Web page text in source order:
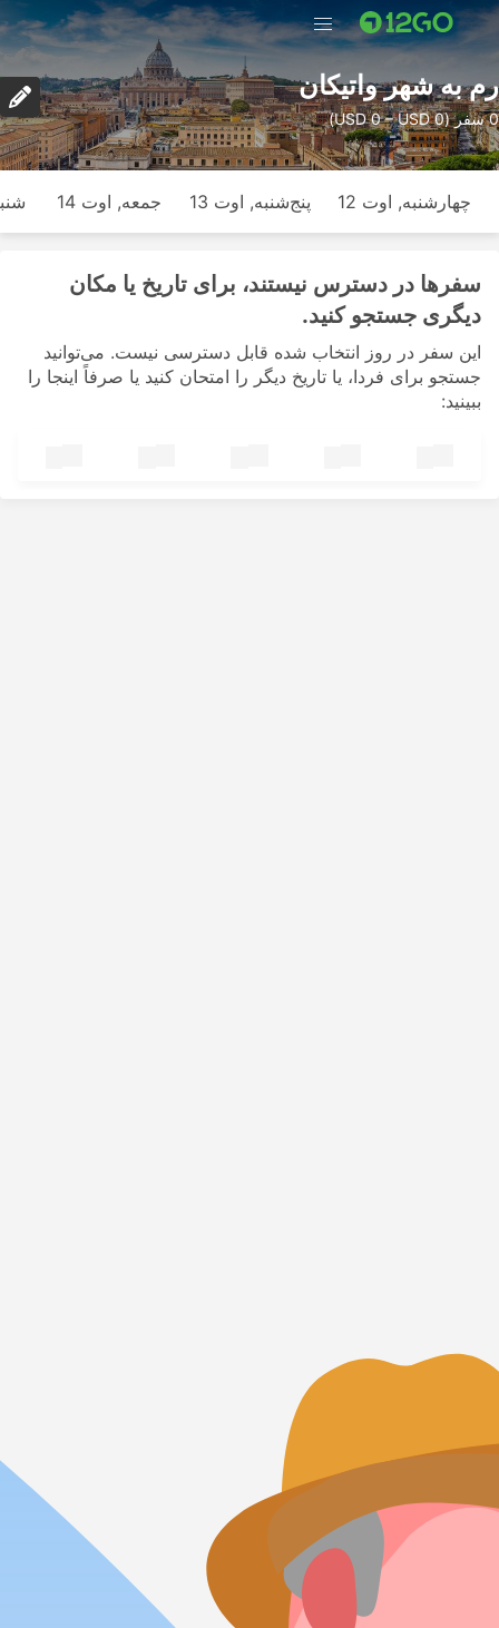
رم به شهر واتیکان
0 سفر (USD 0 – USD 0)
چهارشنبه, اوت 12 پنج‌شنبه, اوت 13 جمعه, اوت 14
سفرها در دسترس نیستند، برای تاریخ یا مکان
دیگری جستجو کنید.
این سفر در روز انتخاب شده قابل دسترسی نیست. می‌توانید
جستجو برای فردا، یا تاریخ دیگر را امتحان کنید یا صرفاً اینجا را
ببینید: